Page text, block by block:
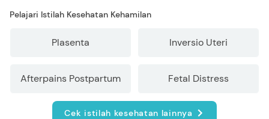
Pelajari Istilah Kesehatan Kehamilan
Plasenta Inversio Uteri
Afterpains Postpartum Fetal Distress
Cek istilah kesehatan lainnya